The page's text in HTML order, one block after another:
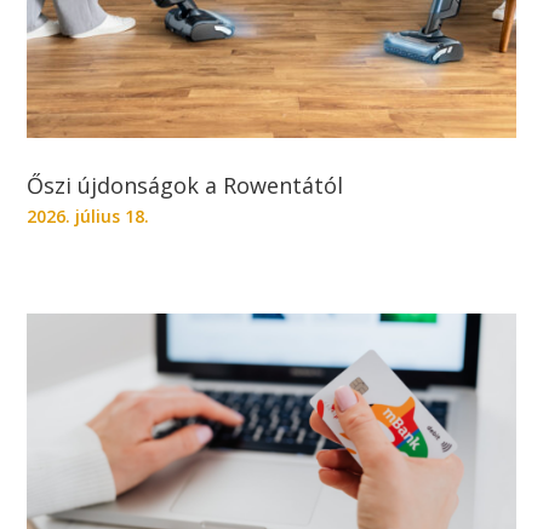
Őszi újdonságok a Rowentától
2026. július 18.